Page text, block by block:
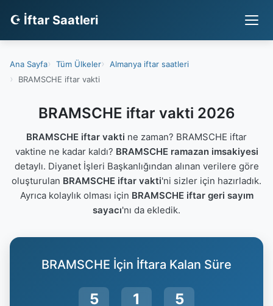
☪ İftar Saatleri
Ana Sayfa Tüm Ülkeler
Almanya iftar saatleri
BRAMSCHE iftar vakti
BRAMSCHE iftar vakti 2026
BRAMSCHE iftar vakti ne zaman? BRAMSCHE iftar
vaktine ne kadar kaldı? BRAMSCHE ramazan imsakiyesi
detaylı. Diyanet İşleri Başkanlığından alınan verilere göre
oluşturulan BRAMSCHE iftar vakti'ni sizler için hazırladık.
Ayrıca kolaylık olması için BRAMSCHE iftar geri sayım
sayacı'nı da ekledik.
BRAMSCHE İçin İftara Kalan Süre
5 1 4